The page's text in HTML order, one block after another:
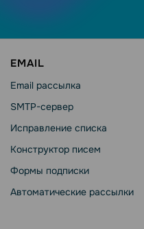
EMAIL
Email рассылка
SMTP-сервер
Исправление списка
Конструктор писем
Формы подписки
Автоматические рассылки